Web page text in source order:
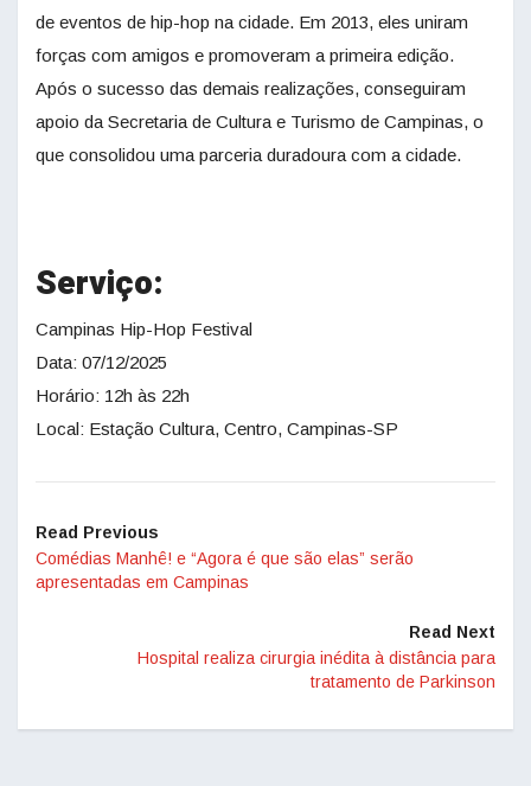
de eventos de hip-hop na cidade. Em 2013, eles uniram
forças com amigos e promoveram a primeira edição.
Após o sucesso das demais realizações, conseguiram
apoio da Secretaria de Cultura e Turismo de Campinas, o
que consolidou uma parceria duradoura com a cidade.
Serviço:
Campinas Hip-Hop Festival
Data: 07/12/2025
Horário: 12h às 22h
Local: Estação Cultura, Centro, Campinas-SP
Read Previous
Comédias Manhê! e “Agora é que são elas” serão
apresentadas em Campinas
Read Next
Hospital realiza cirurgia inédita à distância para
tratamento de Parkinson